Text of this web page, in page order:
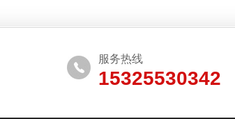
服务热线
15325530342